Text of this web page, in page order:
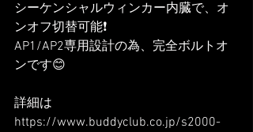
シーケンシャルウィンカー内臓で、オ
ンオフ切替可能❗️
AP1/AP2専用設計の為、完全ボルトオ
ンです😊
詳細は
https://www.buddyclub.co.jp/s2000-